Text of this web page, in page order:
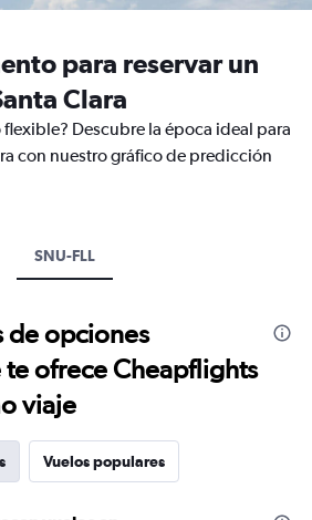
para reservar un
Clara
Descubre la época ideal para
con nuestro gráfico de predicción
SNU-FLL
de opciones
ofrece Cheapflights
viaje
Vuelos populares